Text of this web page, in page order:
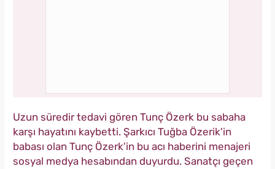
Uzun süredir tedavi gören Tunç Özerk bu sabaha
karşı hayatını kaybetti. Şarkıcı Tuğba Özerik'in
babası olan Tunç Özerk'in bu acı haberini menajeri
sosyal medya hesabından duyurdu. Sanatçı geçen